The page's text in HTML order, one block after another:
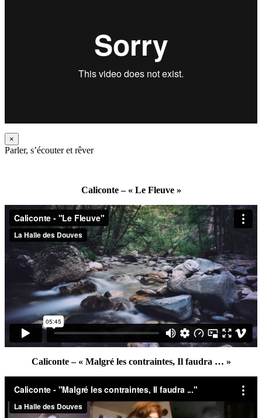
×
Parler, s’écouter et rêver
Caliconte – « Le Fleuve »
Caliconte – « Malgré les contraintes, Il faudra … »